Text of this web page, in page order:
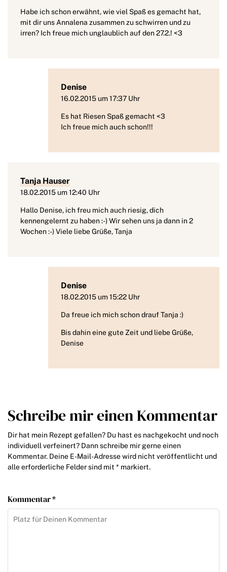
Habe ich schon erwähnt, wie viel Spaß es gemacht hat,
mit dir uns Annalena zusammen zu schwirren und zu
irren? Ich freue mich unglaublich auf den 27.2.! <3
Denise
16.02.2015 um 17:37 Uhr
Es hat Riesen Spaß gemacht <3
Ich freue mich auch schon!!!
Tanja Hauser
18.02.2015 um 12:40 Uhr
Hallo Denise, ich freu mich auch riesig, dich
kennengelernt zu haben :-) Wir sehen uns ja dann in 2
Wochen :-) Viele liebe Grüße, Tanja
Denise
18.02.2015 um 15:22 Uhr
Da freue ich mich schon drauf Tanja :)
Bis dahin eine gute Zeit und liebe Grüße,
Denise
Schreibe mir einen Kommentar
Dir hat mein Rezept gefallen? Du hast es nachgekocht und noch
individuell verfeinert? Dann schreibe mir gerne einen
Kommentar. Deine E-Mail-Adresse wird nicht veröffentlicht und
alle erforderliche Felder sind mit * markiert.
Kommentar *